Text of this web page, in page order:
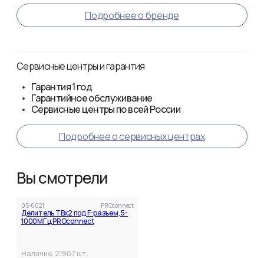
Подробнее о бренде
Сервисные центры и гарантия
Гарантия1 год
Гарантийное обслуживание
Сервисные центры по всей России
Подробнее о сервисных центрах
Вы смотрели
05-6021 PROconnect
Делитель ТВх2 под F-разъем, 5-
1000МГц PROconnect
Наличие: 21907 шт.